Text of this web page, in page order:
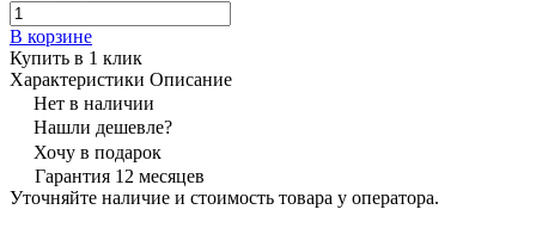
В корзине
Купить в 1 клик
Характеристики Описание
Нет в наличии
Нашли дешевле?
Хочу в подарок
Гарантия 12 месяцев
Уточняйте наличие и стоимость товара у оператора.